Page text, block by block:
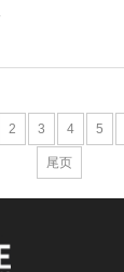
2 3 4 5
尾页